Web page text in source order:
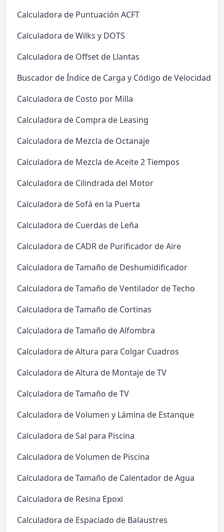
Calculadora de Puntuación ACFT
Calculadora de Wilks y DOTS
Calculadora de Offset de Llantas
Buscador de Índice de Carga y Código de Velocidad
Calculadora de Costo por Milla
Calculadora de Compra de Leasing
Calculadora de Mezcla de Octanaje
Calculadora de Mezcla de Aceite 2 Tiempos
Calculadora de Cilindrada del Motor
Calculadora de Sofá en la Puerta
Calculadora de Cuerdas de Leña
Calculadora de CADR de Purificador de Aire
Calculadora de Tamaño de Deshumidificador
Calculadora de Tamaño de Ventilador de Techo
Calculadora de Tamaño de Cortinas
Calculadora de Tamaño de Alfombra
Calculadora de Altura para Colgar Cuadros
Calculadora de Altura de Montaje de TV
Calculadora de Tamaño de TV
Calculadora de Volumen y Lámina de Estanque
Calculadora de Sal para Piscina
Calculadora de Volumen de Piscina
Calculadora de Tamaño de Calentador de Agua
Calculadora de Resina Epoxi
Calculadora de Espaciado de Balaustres